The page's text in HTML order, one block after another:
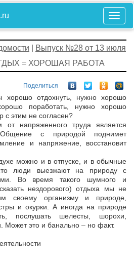
Выпуск №28 от 13 июля
= ХОРОШАЯ РАБОТА
Поделиться
хорошо отдохнуть, нужно хорошо
поработать, нужно хорошо
с этим не согласен?
от напряженного труда является
с природой поднимет
и напряжение, восстановит
можно и в отпуске, и в обычные
люди выезжают на природу с
Во время такого шумного и
нездорового) отдыха мы не
своему организму и природе,
и окурки. А иногда на природе
послушать шелесты, шорохи,
Может это и банально – но факт.